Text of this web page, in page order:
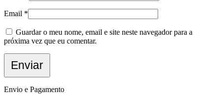
Email *
Guardar o meu nome, email e site neste navegador para a
próxima vez que eu comentar.
Envio e Pagamento